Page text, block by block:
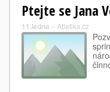
Ptejte se Jana
11.ledna » Atletika.cz